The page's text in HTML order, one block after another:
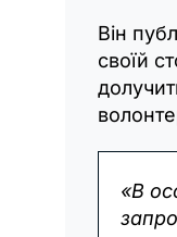
Він
своїй
«В